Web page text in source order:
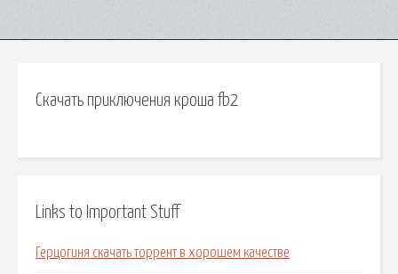
Скачать приключения кроша fb2
Links to Important Stuff
Герцогиня скачать торрент в хорошем качестве